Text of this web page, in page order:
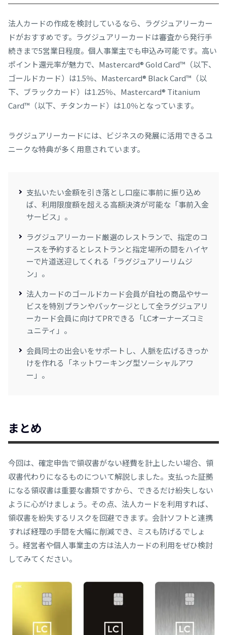
法人カードの作成を検討しているなら、ラグジュアリーカー
ドがおすすめです。ラグジュアリーカードは審査から発行手
続きまで5営業日程度。個人事業主でも申込み可能です。高い
ポイント還元率が魅力で、Mastercard® Gold Card™（以下、
ゴールドカード）は1.5％、Mastercard® Black Card™（以
下、ブラックカード）は1.25％、Mastercard® Titanium
Card™（以下、チタンカード）は1.0％となっています。
ラグジュアリーカードには、ビジネスの発展に活用できるユ
ニークな特典が多く用意されています。
支払いたい金額を引き落とし口座に事前に振り込め
ば、利用限度額を超える高額決済が可能な「事前入金
サービス」。
ラグジュアリーカード厳選のレストランで、指定のコ
ースを予約するとレストランと指定場所の間をハイヤ
ーで片道送迎してくれる「ラグジュアリーリムジ
ン」。
法人カードのゴールドカード会員が自社の商品やサー
ビスを特別プランやパッケージとして全ラグジュアリ
ーカード会員に向けてPRできる「LCオーナーズコミ
ュニティ」。
会員同士の出会いをサポートし、人脈を広げるきっか
けを作れる「ネットワーキング型ソーシャルアワ
ー」。
まとめ
今回は、確定申告で領収書がない経費を計上したい場合、領
収書代わりになるものについて解説しました。支払った証拠
になる領収書は重要な書類ですから、できるだけ紛失しない
ように心がけましょう。その点、法人カードを利用すれば、
領収書を紛失するリスクを回避できます。会計ソフトと連携
すれば経理の手間を大幅に削減でき、ミスも防げるでしょ
う。経営者や個人事業主の方は法人カードの利用をぜひ検討
してみてください。